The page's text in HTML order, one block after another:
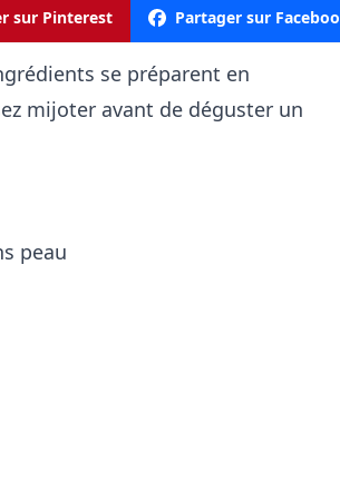
sur Pinterest Partager sur
se préparent en
mijoter avant de déguster un
peau